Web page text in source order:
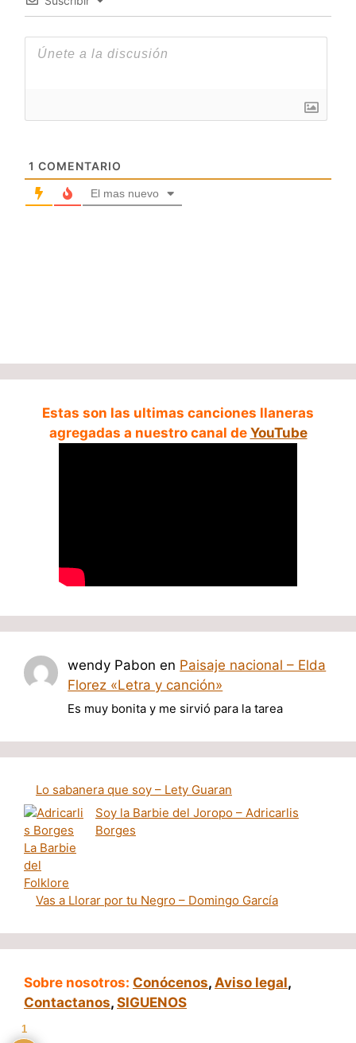
1 COMENTARIO
El mas nuevo
Estas son las ultimas canciones llaneras
agregadas a nuestro canal de YouTube
wendy Pabon en Paisaje nacional – Elda
Florez «Letra y canción»
Es muy bonita y me sirvió para la tarea
Lo sabanera que soy – Lety Guaran
Soy la Barbie del Joropo – Adricarlis
Borges
Vas a Llorar por tu Negro – Domingo García
Sobre nosotros: Conócenos, Aviso legal,
Contactanos, SIGUENOS
1